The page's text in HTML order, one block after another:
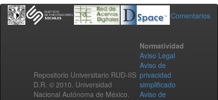
Comentarios
Repositorio Universitario RUD-IIS
D.R. © 2010. Universidad
Nacional Autónoma de México.
Normatividad
Aviso Legal
Aviso de
privacidad
simplificado
Aviso de